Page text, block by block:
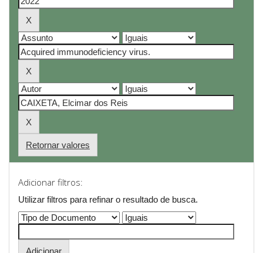
Retornar valores
Adicionar filtros:
Utilizar filtros para refinar o resultado de busca.